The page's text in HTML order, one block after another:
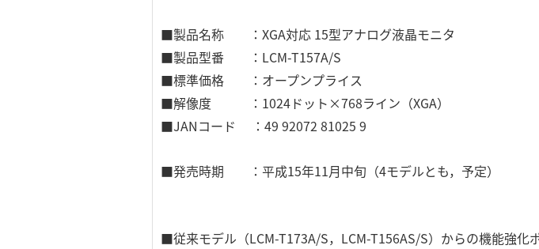
■製品名称 ：XGA対応 15型アナログ液晶モニタ
■製品型番 ：LCM-T157A/S
■標準価格 ：オープンプライス
■解像度 ：1024ドット×768ライン（XGA）
■JANコード ：49 92072 81025 9
■発売時期 ：平成15年11月中旬（4モデルとも，予定）
■従来モデル（LCM-T173A/S，LCM-T156AS/S）からの機能強化